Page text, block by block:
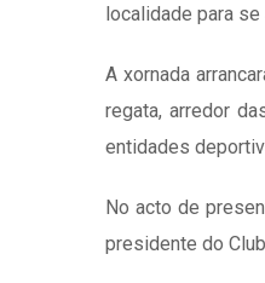
localidade para
A xornada
regata, arredor
entidades
No acto de
presidente do